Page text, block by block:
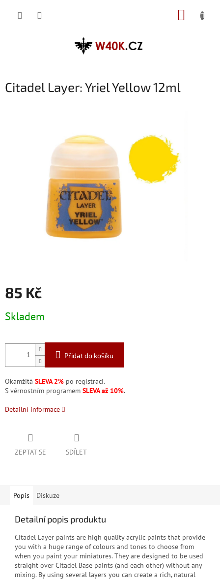
Citadel Layer: Yriel Yellow 12ml
85 Kč
cena:
Skladem
Přidat do košíku
Okamžitá SLEVA 2% po registraci.
S věrnostním programem SLEVA až 10%.
Detailní informace
ZEPTAT SE SDÍLET
Popis Diskuze
Detailní popis produktu
Citadel Layer paints are high quality acrylic paints that provide
you with a huge range of colours and tones to choose from
when you paint your miniatures. They are designed to be used
straight over Citadel Base paints (and each other) without any
mixing. By using several layers you can create a rich, natural